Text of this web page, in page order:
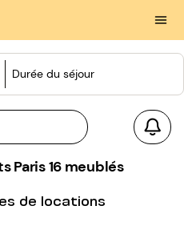
Durée du séjour
Paris 16 meublés
de locations